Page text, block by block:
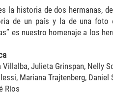
la historia de dos hermanas,
de un país y la de una foto
es nuestro homenaje a los
Villalba, Julieta Grinspan, Nelly
Mariana Trajtenberg,
Ríos